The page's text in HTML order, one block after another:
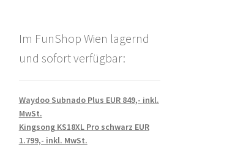
Im FunShop Wien lagernd
und sofort verfügbar:
Waydoo Subnado Plus EUR 849,- inkl.
MwSt.
Kingsong KS18XL Pro schwarz EUR
1.799,- inkl. MwSt.